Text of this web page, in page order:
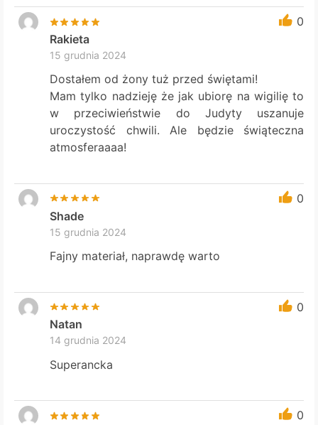
0
Rakieta
15 grudnia 2024
Dostałem od żony tuż przed świętami!
Mam tylko nadzieję że jak ubiorę na wigilię to
w przeciwieństwie do Judyty uszanuje
uroczystość chwili. Ale będzie świąteczna
atmosferaaaa!
0
Shade
15 grudnia 2024
Fajny materiał, naprawdę warto
0
Natan
14 grudnia 2024
Superancka
0